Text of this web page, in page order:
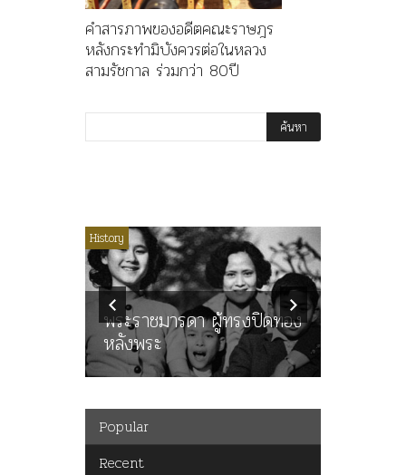
คำสารภาพของอดีตคณะราษฎร
หลังกระทำมิบังควรต่อในหลวง
สามรัชกาล ร่วมกว่า 80ปี
History
พระราชมารดา ผู้ทรงปิดทอง
หลังพระ
Popular
Recent